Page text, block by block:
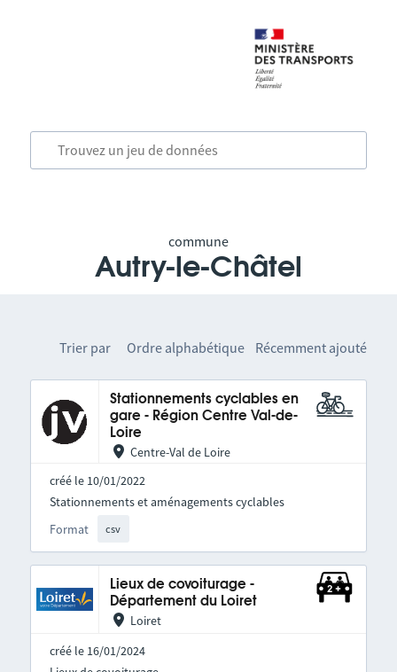
commune
Autry-le-Châtel
Trier par Ordre alphabétique Récemment ajouté
Stationnements cyclables en
gare - Région Centre Val-de-
Loire
Centre-Val de Loire
créé le 10/01/2022
Format csv
Stationnements et aménagements cyclables
Lieux de covoiturage -
Département du Loiret
Loiret
créé le 16/01/2024